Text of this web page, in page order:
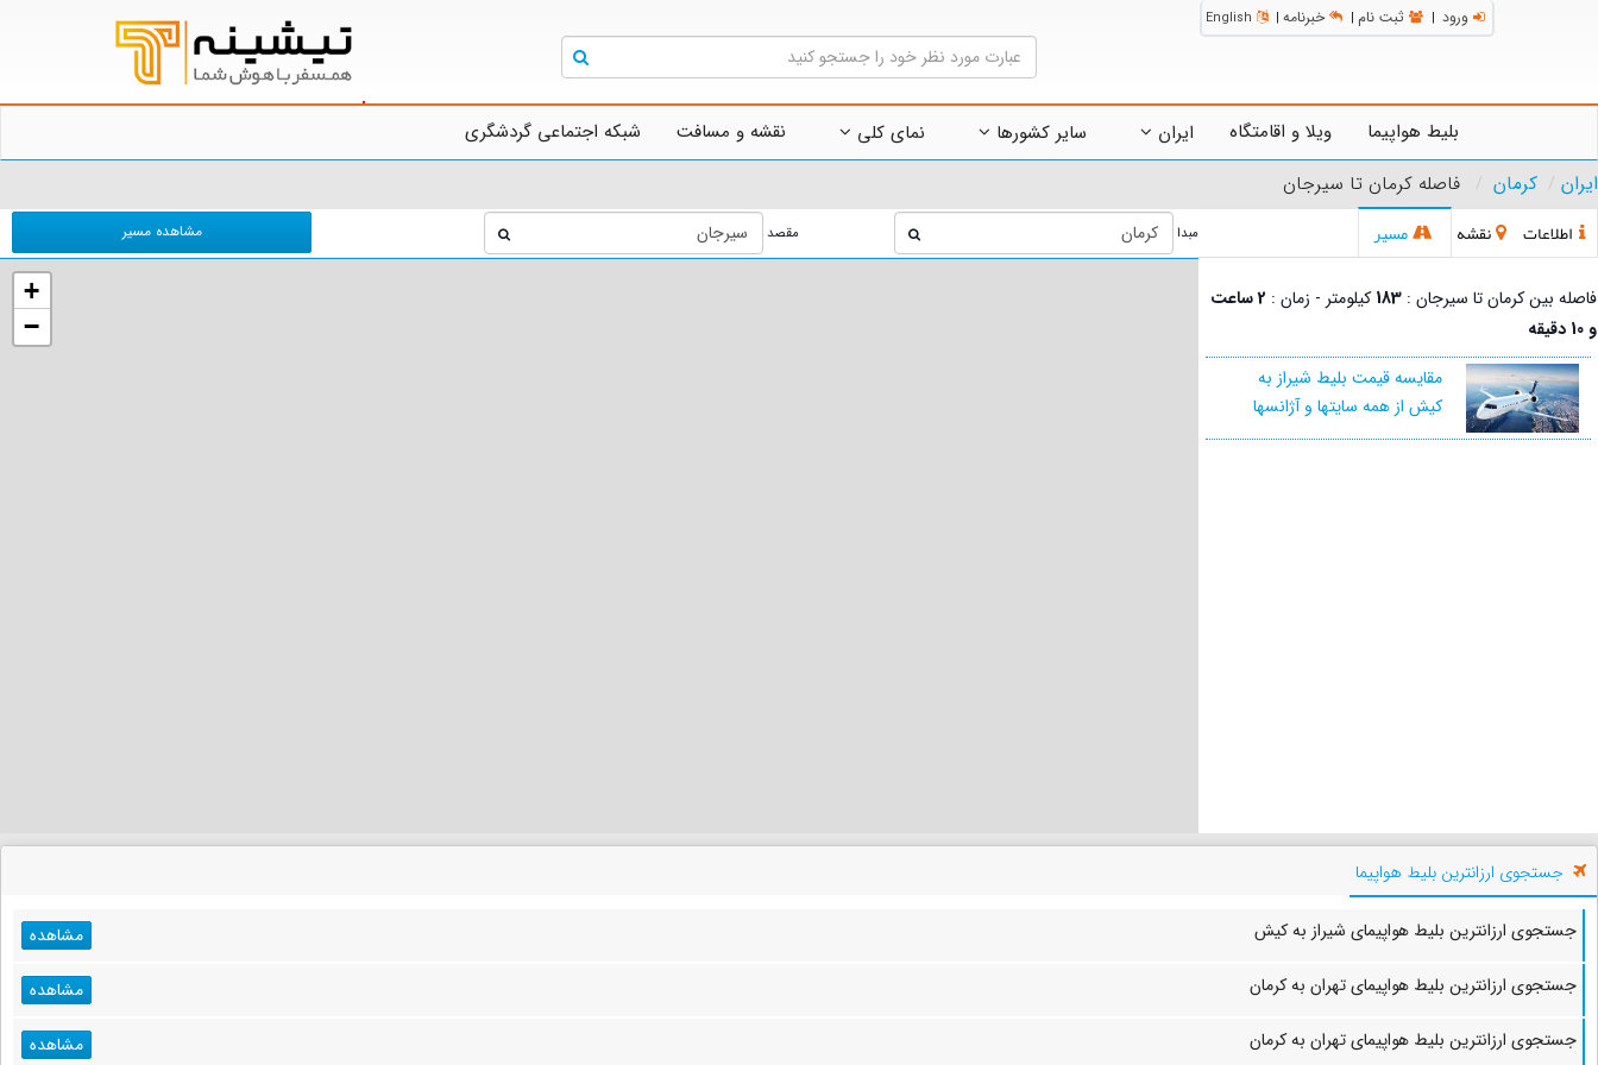
ورود | ثبت نام | خبرنامه |
English
بلیط هواپیما ویلا و اقامتگاه ایران سایر کشورها نمای کلی نقشه و مسافت
شبکه اجتماعی گردشگری
ایران
کرمان فاصله کرمان تا سیرجان
اطلاعات نقشه مسیر مبدا مقصد مشاهده مسیر
+
−
فاصله بین کرمان تا سیرجان : 183کیلومتر - زمان : 2 ساعت
و 10 دقیقه
مقایسه قیمت بلیط شیراز به
کیش از همه سایتها و آژانسها
جستجوی ارزانترین بلیط هواپیما
جستجوی ارزانترین بلیط هواپیمای شیراز به کیش
مشاهده
جستجوی ارزانترین بلیط هواپیمای تهران به کرمان
مشاهده
جستجوی ارزانترین بلیط هواپیمای تهران به کرمان
مشاهده